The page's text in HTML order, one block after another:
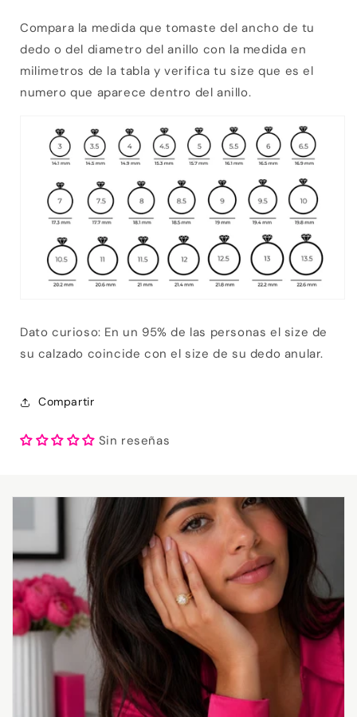
Compara la medida que tomaste del ancho de tu
dedo o del diametro del anillo con la medida en
milimetros de la tabla y verifica tu size que es el
numero que aparece dentro del anillo.
Dato curioso: En un 95% de las personas el size de
su calzado coincide con el size de su dedo anular.
Compartir
Sin reseñas